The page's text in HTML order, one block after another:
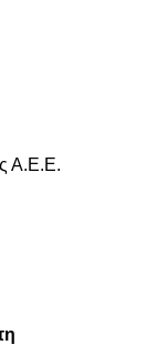
Α.Ε.Ε.